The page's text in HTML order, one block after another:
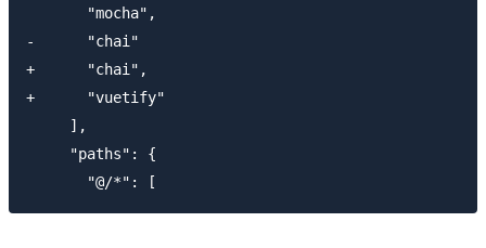
       "mocha",
-      "chai"
+      "chai",
+      "vuetify"
     ],
     "paths": {